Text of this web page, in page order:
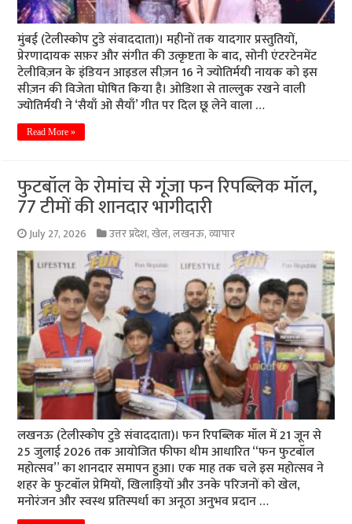
मुंबई (टेलीस्कोप टुडे संवाददाता)। महीनों तक यादगार प्रस्तुतियों,
प्रेरणादायक सफ़र और संगीत की उत्कृष्टता के बाद, सोनी एंटरटेनमेंट
टेलीविज़न के इंडियन आइडल सीज़न 16 ने ज्योतिर्मयी नायक को इस
सीज़न की विजेता घोषित किया है। ओडिशा से ताल्लुक रखने वाली
ज्योतिर्मयी ने ‘सैयाँ ओ सैयाँ’ गीत पर दिल छू लेने वाला …
Read More »
फुटबॉल के रोमांच से गूंजा फन रिपब्लिक मॉल,
77 टीमों की शानदार भागीदारी
July 27, 2026 उत्तर प्रदेश,खेल,लखनऊ,व्यापार
लखनऊ (टेलीस्कोप टुडे संवाददाता)। फन रिपब्लिक मॉल में 21 जून से
25 जुलाई 2026 तक आयोजित फीफा थीम आधारित “फन फुटबॉल
महोत्सव” का शानदार समापन हुआ। एक माह तक चले इस महोत्सव ने
शहर के फुटबॉल प्रेमियों, खिलाड़ियों और उनके परिजनों को खेल,
मनोरंजन और स्वस्थ प्रतिस्पर्धा का अनूठा अनुभव प्रदान …